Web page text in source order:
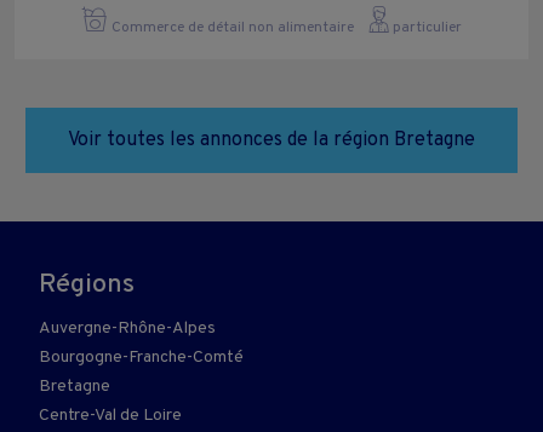
Commerce de détail non alimentaire particulier
Voir toutes les annonces de la région Bretagne
Régions
Auvergne-Rhône-Alpes
Bourgogne-Franche-Comté
Bretagne
Centre-Val de Loire